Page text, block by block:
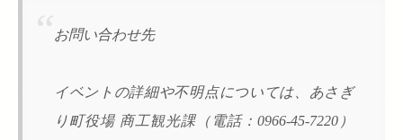
お問い合わせ先
イベントの詳細や不明点については、あさぎ
り町役場 商工観光課（電話：0966-45-7220）